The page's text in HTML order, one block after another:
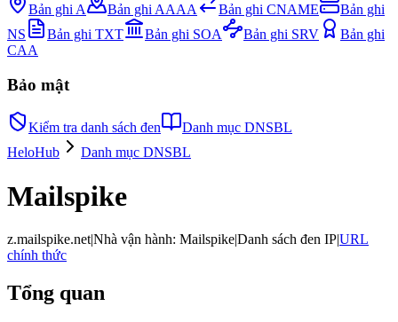
Bản ghi A Bản ghi AAAA Bản ghi CNAME
Bản ghi
NS
Bản ghi TXT Bản ghi SOA Bản ghi SRV
Bản ghi
CAA
Bảo mật
Kiểm tra danh sách đen
Danh mục DNSBL
HeloHub
Danh mục DNSBL
Mailspike
z.mailspike.net|Nhà vận hành: Mailspike|Danh sách đen IP|URL
chính thức
Tổng quan